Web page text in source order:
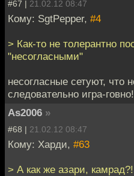
#67 | 21.02.12 08:47
Кому: SgtPepper, #4
> Как-то не толерантно
"несогласными"
несогласные сетуют, что
следовательно игра-говно!
As2006 »
#68 | 21.02.12 08:47
Кому: Харди, #63
> А как же азари,